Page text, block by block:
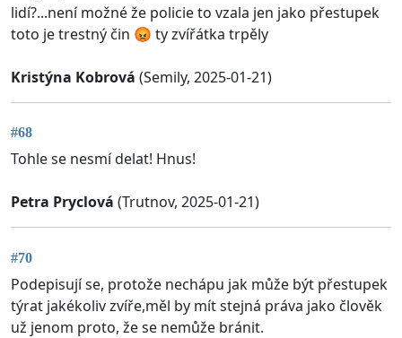
lidí?...není možné že policie to vzala jen jako přestupek
toto je trestný čin 😡 ty zvířátka trpěly
Kristýna Kobrová (Semily, 2025-01-21)
#68
Tohle se nesmí delat! Hnus!
Petra Pryclová (Trutnov, 2025-01-21)
#70
Podepisují se, protože nechápu jak může být přestupek
týrat jakékoliv zvíře,měl by mít stejná práva jako člověk
už jenom proto, že se nemůže bránit.